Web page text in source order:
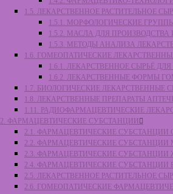
1.5. ЛЕКАРСТВЕННОЕ РАСТИТЕЛЬНОЕ
1.5.1. МОРФОЛОГИЧЕСКИЕ
1.5.2. МАСЛА ДЛЯ
1.5.3. МЕТОДЫ АНАЛИЗА
1.6. ГОМЕОПАТИЧЕСКИЕ
1.6.1. ЛЕКАРСТВЕННОЕ СЫРЬЁ
1.6.2. ЛЕКАРСТВЕННЫЕ ФОРМЫ
1.7. БИОЛОГИЧЕСКИЕ ЛЕКАРСТВЕННЫЕ
1.8. ЛЕКАРСТВЕННЫЕ ПРЕПАРАТЫ
1.11. РАДИОФАРМАЦЕВТИЧЕСКИЕ
2. ФАРМАЦЕВТИЧЕСКИЕ СУБСТАНЦИИ
2.1. ФАРМАЦЕВТИЧЕСКИЕ
2.2. ФАРМАЦЕВТИЧЕСКИЕ
2.3. ФАРМАЦЕВТИЧЕСКИЕ
2.4. ФАРМАЦЕВТИЧЕСКИЕ
2.5. ЛЕКАРСТВЕННОЕ РАСТИТЕЛЬНОЕ
2.6. ГОМЕОПАТИЧЕСКИЕ